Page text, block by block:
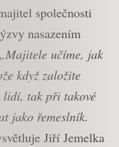
společnosti
nasazením
„Majitele učíme, jak
když založíte
lidí, tak při takové
jako řemeslník.
Jiří Jemelka